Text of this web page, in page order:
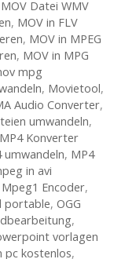
MOV Datei WMV
, MOV in FLV
, MOV in MPEG
, MOV in MPG
mpg
, Movietool,
Audio Converter,
umwandeln,
MP4 Konverter
umwandeln, MP4
in avi
Mpeg1 Encoder,
portable, OGG
,
vorlagen
pc kostenlos,